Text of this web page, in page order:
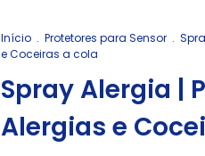
Início . Protetores para Sensor .
e Coceiras a cola
Spray Alergia |
Alergias e